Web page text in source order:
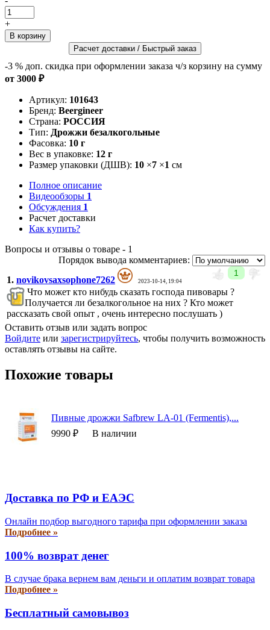
+
Расчет доставки / Быстрый заказ
-3 % доп. скидка при оформлении заказа ч/з корзину на сумму
от 3000 ₽
Артикул: 101643
Бренд: Beergineer
Страна: РОССИЯ
Тип: Дрожжи безалкогольные
Фасовка: 10 г
Вес в упаковке: 12 г
Размер упаковки (ДШВ): 10 ×7 ×1 см
Полное описание
Видеообзоры 1
Обсуждения 1
Расчет доставки
Как купить?
Вопросы и отзывы о товаре - 1
Порядок вывода комментариев:
1
1. novikovsaxsophone7262 2023-10-14, 19:04
Что может кто нибудь сказать господа пивовары ?
Получается ли безалкогольное на них ? Кто может
рассказать свой опыт , очень интересно послушать )
Оставить отзыв или задать вопрос
Войдите или зарегистрируйтесь, чтобы получить возможность
оставлять отзывы на сайте.
Похожие товары
Пивные дрожжи Safbrew LA-01 (Fermentis),...
9990 ₽
В наличии
Доставка по РФ и EAЭС
Онлайн подбор выгодного тарифа при оформлении заказа
Подробнее »
100% возврат денег
В случае брака вернем вам деньги и оплатим возврат товара
Подробнее »
Бесплатный самовывоз